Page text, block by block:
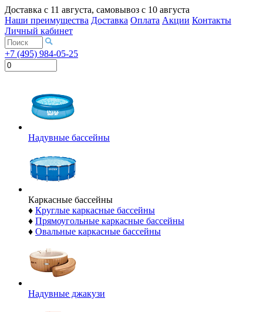
Доставка с 11 августа, самовывоз с 10 августа
Наши преимущества Доставка Оплата Акции Контакты
Личный кабинет
+7 (495) 984-05-25
Надувные бассейны
Каркасные бассейны
♦ Круглые каркасные бассейны
♦ Прямоугольные каркасные бассейны
♦ Овальные каркасные бассейны
Надувные джакузи